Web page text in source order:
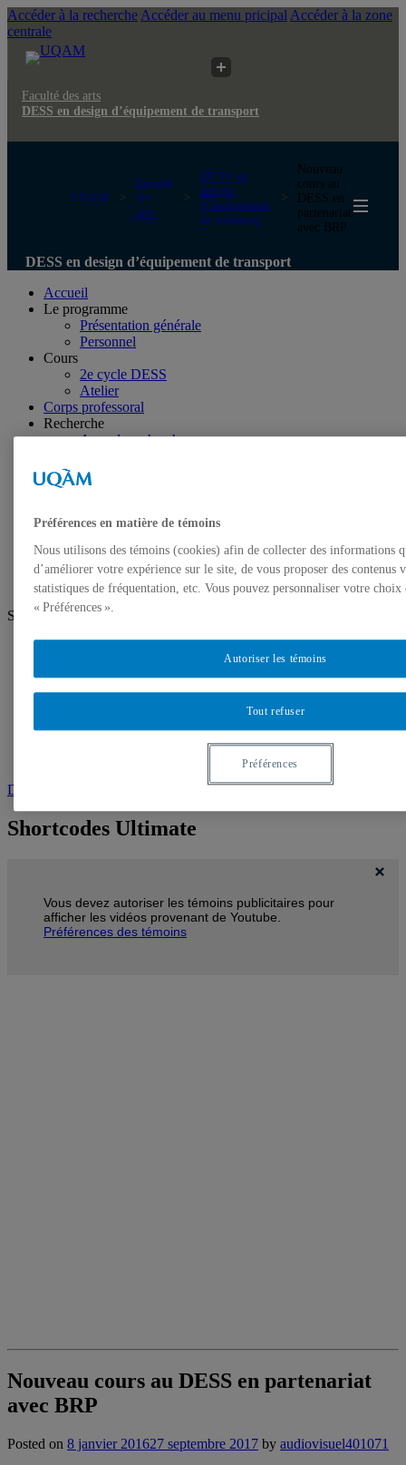
Accéder à la recherche Accéder au menu pricipal Accéder à la zone
centrale
Faculté des arts
DESS en design d’équipement de transport
UQAM
Faculté
des
arts
DESS en
design
d’équipement
de transport
Nouveau
cours au
DESS en
partenariat
avec BRP
DESS en design d’équipement de transport
Accueil
Le programme
Présentation générale
Personnel
Cours
2e cycle DESS
Atelier
Corps professoral
Recherche
Axes de recherche
Mémoires et thèses
Publications
Événements
Nous joindre
Suivez-nous
Youtube
Demande d’admission
Shortcodes Ultimate
Vous devez autoriser les témoins publicitaires pour
afficher les vidéos provenant de Youtube.
Préférences des témoins
Nouveau cours au DESS en partenariat
avec BRP
Posted on 8 janvier 201627 septembre 2017 by audiovisuel401071
Préférences en matière de témoins
Nous utilisons des témoins (cookies) afin de collecter des informations
d’améliorer votre expérience sur le site, de vous proposer des contenus
statistiques de fréquentation, etc. Vous pouvez personnaliser votre choix
« Préférences ».
Tout refuser
Autoriser les témoins
Préférences